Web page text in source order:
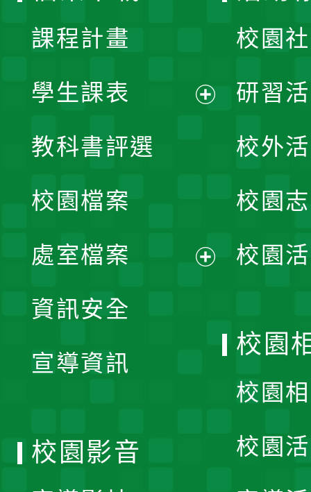
課程計畫
學生課表
單
教科書評選
校園檔案
處室檔案
資訊安全
宣導資訊
校園
研習
校外
校園
校園
校園
校園
校園
校園影音